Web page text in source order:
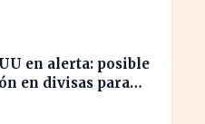
en alerta: posible
en divisas para